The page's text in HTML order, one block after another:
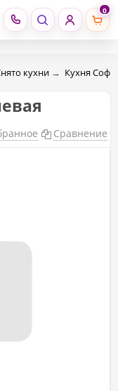
0
кухни → Кухня
Сравнение